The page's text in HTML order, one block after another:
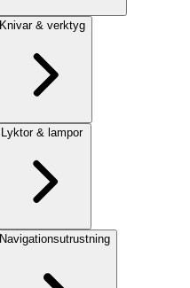
Knivar & verktyg
Lyktor & lampor
Navigationsutrustning